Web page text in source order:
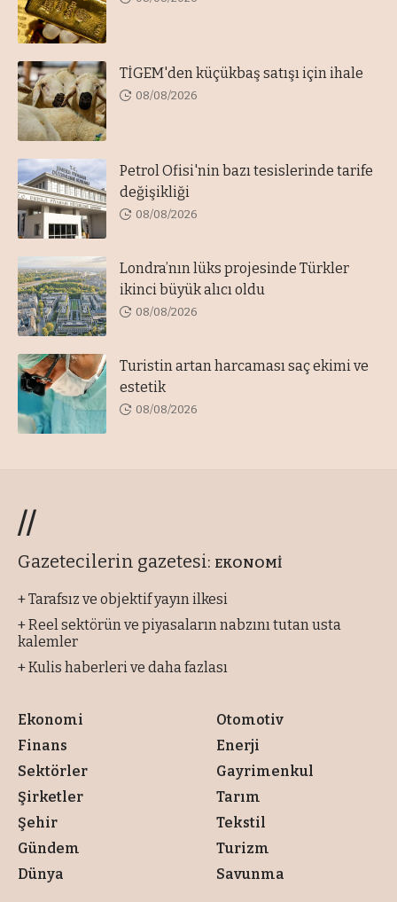
TİGEM'den küçükbaş satışı için ihale
08/08/2026
Petrol Ofisi'nin bazı tesislerinde tarife
değişikliği
08/08/2026
Londra’nın lüks projesinde Türkler
ikinci büyük alıcı oldu
08/08/2026
Turistin artan harcaması saç ekimi ve
estetik
08/08/2026
//
Gazetecilerin gazetesi: EKONOMİ
+ Tarafsız ve objektif yayın ilkesi
+ Reel sektörün ve piyasaların nabzını tutan usta
kalemler
+ Kulis haberleri ve daha fazlası
Ekonomi
Finans
Sektörler
Şirketler
Şehir
Gündem
Dünya
Otomotiv
Enerji
Gayrimenkul
Tarım
Tekstil
Turizm
Savunma